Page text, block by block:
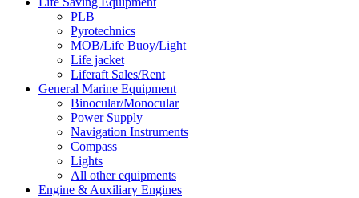
PLB
Pyrotechnics
MOB/Life Buoy/Light
Life jacket
Liferaft Sales/Rent
General Marine Equipment
Binocular/Monocular
Power Supply
Navigation Instruments
Compass
Lights
All other equipments
Engine & Auxiliary Engines